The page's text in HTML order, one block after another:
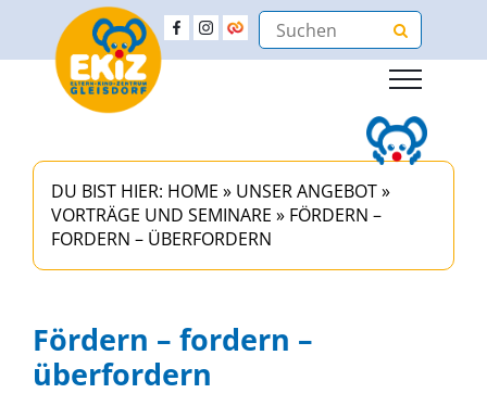
DU BIST HIER: HOME » UNSER ANGEBOT»
VORTRÄGE UND SEMINARE » FÖRDERN –
FORDERN – ÜBERFORDERN
Fördern – fordern –
überfordern